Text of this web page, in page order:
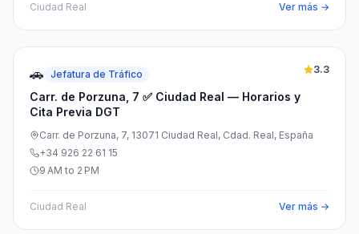
Ciudad Real Ver más →
🚗 Jefatura de Tráfico
Carr. de Porzuna, 7 ✅ Ciudad Real — Horarios y
Cita Previa DGT
3.3
Carr. de Porzuna, 7, 13071 Ciudad Real, Cdad. Real, España
+34 926 22 61 15
9 AM to 2 PM
Ciudad Real Ver más →